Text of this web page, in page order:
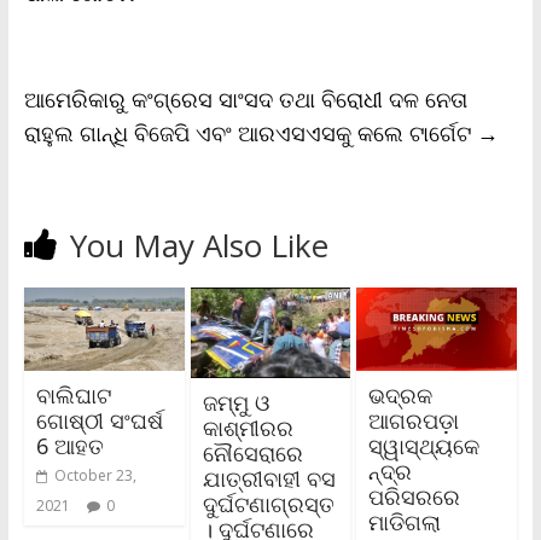
l
y
ଆମେରିକାରୁ କଂଗ୍ରେସ ସାଂସଦ ତଥା ବିରୋଧୀ ଦଳ ନେତା
ରାହୁଲ ଗାନ୍ଧି ବିଜେପି ଏବଂ ଆରଏସଏସକୁ କଲେ ଟାର୍ଗେଟ →
You May Also Like
ବାଲିଘାଟ
ଗୋଷ୍ଠୀ ସଂଘର୍ଷ
6 ଆହତ
October 23,
2021
0
ଜମ୍ମୁ ଓ
କାଶ୍ମୀରର
ନୌସେରାରେ
ଯାତ୍ରୀବାହୀ ବସ
ଦୁର୍ଘଟଣାଗ୍ରସ୍ତ
। ଦୁର୍ଘଟଣାରେ
ଭଦ୍ରକ
ଆଗରପଡ଼ା
ସ୍ୱାସ୍ଥ୍ୟକେ
ନ୍ଦ୍ର
ପରିସରରେ
ମାଡିଗଲା